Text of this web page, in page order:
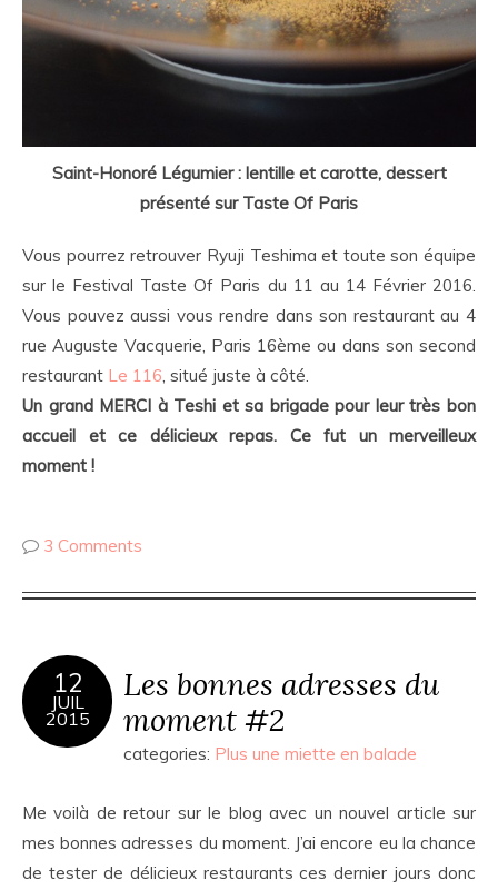
Saint-Honoré Légumier : lentille et carotte, dessert
présenté sur Taste Of Paris
Vous pourrez retrouver Ryuji Teshima et toute son équipe
sur le Festival Taste Of Paris du 11 au 14 Février 2016.
Vous pouvez aussi vous rendre dans son restaurant au 4
rue Auguste Vacquerie, Paris 16ème ou dans son second
restaurant Le 116 , situé juste à côté.
Un grand MERCI à Teshi et sa brigade pour leur très bon
accueil et ce délicieux repas. Ce fut un merveilleux
moment !
3 Comments
12
JUIL
2015
Les bonnes adresses du
moment #2
categories: Plus une miette en balade
Me voilà de retour sur le blog avec un nouvel article sur
mes bonnes adresses du moment. J’ai encore eu la chance
de tester de délicieux restaurants ces dernier jours donc